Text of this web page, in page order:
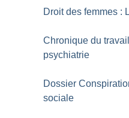
Droit des femmes :
Chronique du
psychiatrie
Dossier
sociale